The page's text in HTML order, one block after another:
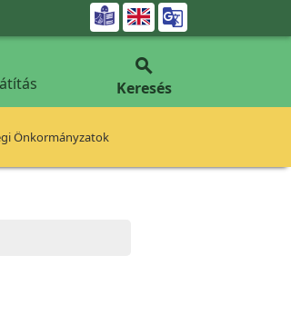


Keresés
Önkormányzatok